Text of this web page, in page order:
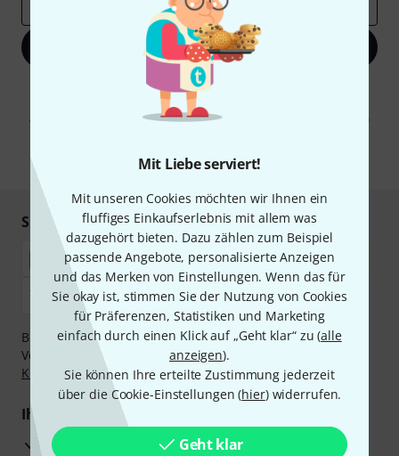
Mit Liebe serviert!
Mit unseren Cookies möchten wir Ihnen ein
fluffiges Einkaufserlebnis mit allem was
dazugehört bieten. Dazu zählen zum Beispiel
passende Angebote, personalisierte Anzeigen
und das Merken von Einstellungen. Wenn das für
Sie okay ist, stimmen Sie der Nutzung von Cookies
für Präferenzen, Statistiken und Marketing
einfach durch einen Klick auf „Geht klar“ zu (alle
anzeigen).
Sie können Ihre erteilte Zustimmung jederzeit
über die Cookie-Einstellungen (hier) widerrufen.
Geht klar
Jetzt anmelden
Mit Klick auf „Jetzt anmelden“ stimmen Sie dem Erhalt von E-Mail-
Werbung und einer Messung des E-Mail-Nutzungsverhaltens zu. Die
Abmeldung ist jederzeit möglich. Weitere Informationen finden Sie in
* Pflichtfeld
Sicher einkaufen & bezahlen
Bezahlen Sie vertraulich und sicher per Nachnahme,
Vorkasse, PayPal, Amazon Pay,Klarna Sofort bezahlen
Klarna Ratenzahlungoder Kreditkarte.
Ihre Vorteile
3 Jahre Thomann Garantie